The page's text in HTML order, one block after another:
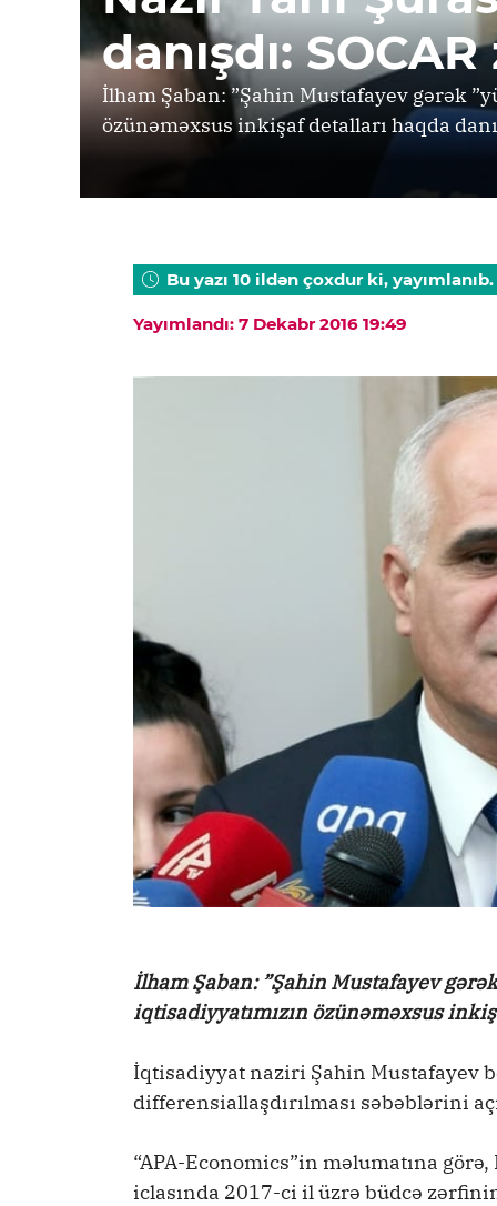
danışdı:
İlham Şaban: ”Şahin Mustafayev gərək
özünəməxsus inkişaf detalları haqda
Bu yazı 10 ildən çoxdur ki, yayımlanıb.
Yayımlandı: 7 Dekabr 2016 19:49
İlham Şaban: ”Şahin Mustafayev
iqtisadiyyatımızın özünəməxsus
İqtisadiyyat naziri Şahin
differensiallaşdırılması səbəblərini
“APA-Economics”in məlumatına
iclasında 2017-ci il üzrə büdcə